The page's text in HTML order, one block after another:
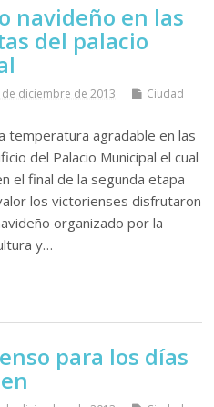
navideño en las
del palacio
de diciembre de 2013
Ciudad
temperatura agradable en las
del Palacio Municipal el cual
el final de la segunda etapa
los victorienses disfrutaron
organizado por la
y…
para los días